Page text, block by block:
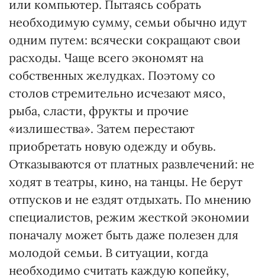
или компьютер. Пытаясь собрать
необходимую сумму, семьи обычно идут
одним путем: всячески сокращают свои
расходы. Чаще всего экономят на
собственных желудках. Поэтому со
столов стремительно исчезают мясо,
рыба, сласти, фрукты и прочие
«излишества». Затем перестают
приобретать новую одежду и обувь.
Отказываются от платных развлечений: не
ходят в театры, кино, на танцы. Не берут
отпусков и не ездят отдыхать. По мнению
специалистов, режим жесткой экономии
поначалу может быть даже полезен для
молодой семьи. В ситуации, когда
необходимо считать каждую копейку,